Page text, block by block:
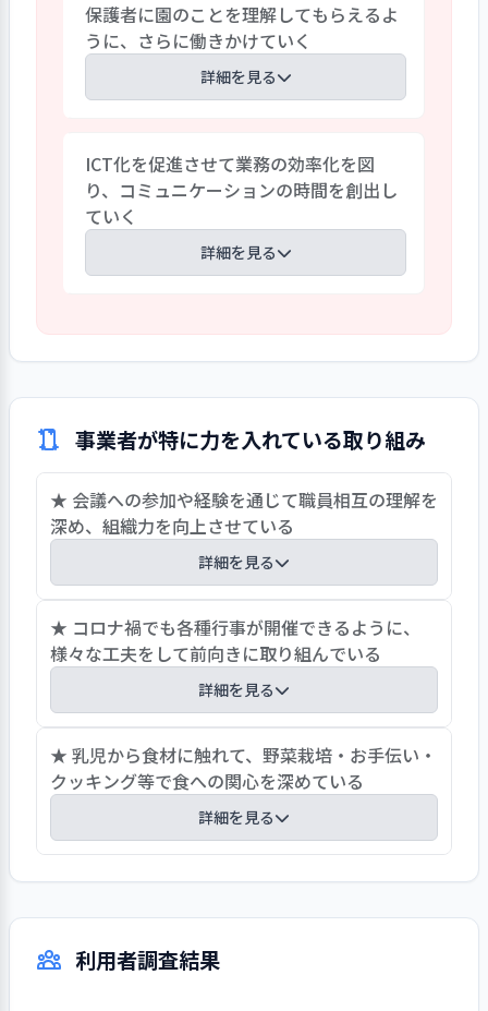
に加えてフリーの職員を配置して、他の子
どもと一緒に過ごせるように援助する。
療育の専門機関にクラス担任が同行して、
子どもの訓練を見学し援助を学ぶことも
達心理の専門家が毎月来園して職員・保
護者の相談を受ける独自の取り組みも終
了している。要支援児への支援は、「要
支援児委員会」を組織して園全体で取り
組んでいる。今後の課題として、専門機関
と連携した支援体制づくり、職員のスキル
たいと考えている。
保護者に園のことを理解してもらえるよ
うに、さらに働きかけていく
詳細を見る
ンの機会が減少したため、以前に比べて園
への理解度が薄くなっていることを課題と
して認識している。そこでホームページ
のブログやSNS（画像共有アプリ）等を
活用して、様々な角度から情報を提供でき
は、カフェを開いて保護者と話をする機
会を作るなど工夫をした。今後もどのよ
している。取り組みが期待される。
ICT化を促進させて業務の効率化を図
り、コミュニケーションの時間を創出し
ていく
詳細を見る
欠席届、身体測定表を移行する。方針と
しては、無理なくできるところから段階
的に運用するとしている。職員の業務負
担の軽減につなげるためにパソコン等を
増設した。それによって創出した時間を、
必要とするコミュニケーションに多く取
れるようにしていく意向である。
事業者が特に力を入れている取り組み
★ 会議への参加や経験を通じて職員相互の理解を
深め、組織力を向上させている
詳細を見る
コロナ禍での保育運営にあり、職員の相互理解を
深めるために、月1回全職員参加のコミュニケー
ション会議を行っている。会議では、国内の実践
園の動画や映画を視聴した後に、グループディス
カッションを行う。対話を通じてお互いの価値観
や保育観を受けとめ相互理解につなげている。ま
た、会議では、園の方向性を確認しつつ、会議の
振り返り、アンケートの分析、コメントのまとめ
等の様々なアプローチにより、横のつながりの幅
を拡げ、相互に力を発揮できるような仕組みが作
られている。
★ コロナ禍でも各種行事が開催できるように、
様々な工夫をして前向きに取り組んでいる
詳細を見る
今年度は感染症の対策を取りながら、様々な工夫
をして各種行事が開催できるように取り組んだ。
夏祭り・餅つきは子どもたちだけで開催し、お泊
り保育は全国の感染者数が減少した時期に実施し
た。敬老会は祖父母に子どもからの手紙や写真・
動画を送った。保護者参加のファミリーデー・夏
の協力があり企画・運営に保護者が主体的に関わ
★ 乳児から食材に触れて、野菜栽培・お手伝い・
クッキング等で食への関心を深めている
詳細を見る
芋畑への遠足で苗植え・草取り・収穫等の一連を
ら食材に触れて、キノコを割き、枝豆をもぎ取
利用者調査結果